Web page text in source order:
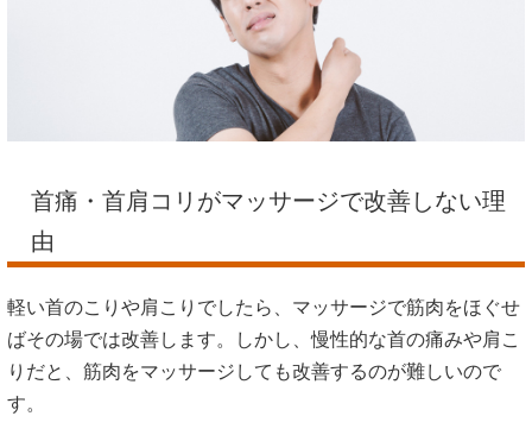
首痛・首肩コリがマッサージで改善しない理
由
軽い首のこりや肩こりでしたら、マッサージで筋肉をほぐせ
ばその場では改善します。しかし、慢性的な首の痛みや肩こ
りだと、筋肉をマッサージしても改善するのが難しいので
す。